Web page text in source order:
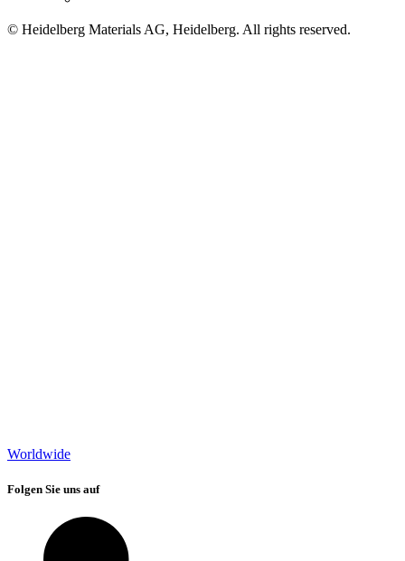
© Heidelberg Materials AG, Heidelberg. All rights reserved.
Worldwide
Folgen Sie uns auf